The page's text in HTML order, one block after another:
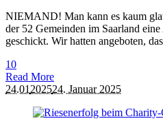
NIEMAND! Man kann es kaum
der 52 Gemeinden im Saarland
geschickt. Wir hatten angeboten,
10
Read More
24.01 202524. Januar 2025